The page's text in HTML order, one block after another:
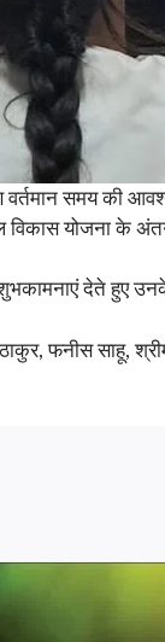
समय की
योजना के
शुभकामनाएं देते हुए
फनीस साहू,